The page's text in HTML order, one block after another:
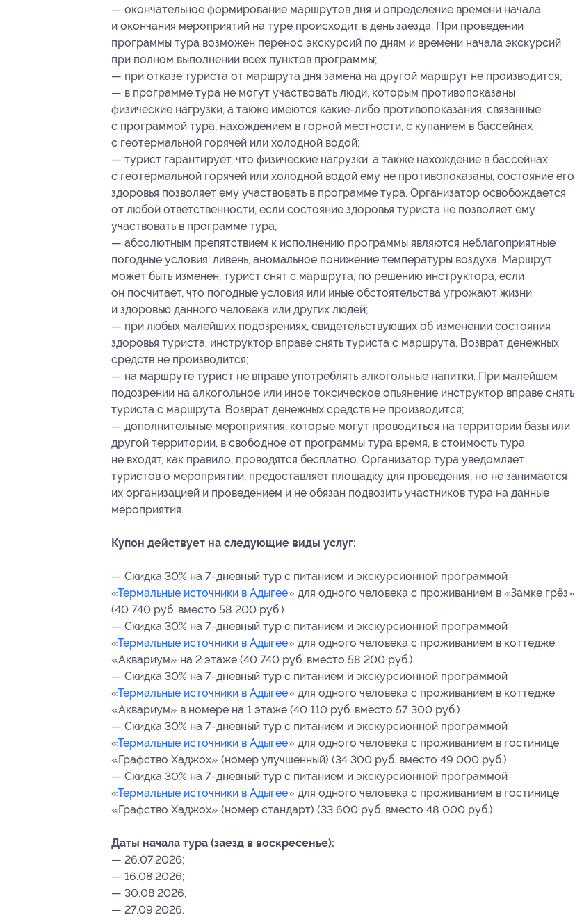
— окончательное формирование маршрутов дня и определение времени начала
и окончания мероприятий на туре происходит в день заезда. При проведении
программы тура возможен перенос экскурсий по дням и времени начала экскурсий
при полном выполнении всех пунктов программы;
— при отказе туриста от маршрута дня замена на другой маршрут не производится;
— в программе тура не могут участвовать люди, которым противопоказаны
физические нагрузки, а также имеются какие-либо противопоказания, связанные
с программой тура, нахождением в горной местности, с купанием в бассейнах
с геотермальной горячей или холодной водой;
— турист гарантирует, что физические нагрузки, а также нахождение в бассейнах
с геотермальной горячей или холодной водой ему не противопоказаны, состояние его
здоровья позволяет ему участвовать в программе тура. Организатор освобождается
от любой ответственности, если состояние здоровья туриста не позволяет ему
участвовать в программе тура;
— абсолютным препятствием к исполнению программы являются неблагоприятные
погодные условия: ливень, аномальное понижение температуры воздуха. Маршрут
может быть изменен, турист снят с маршрута, по решению инструктора, если
он посчитает, что погодные условия или иные обстоятельства угрожают жизни
и здоровью данного человека или других людей;
— при любых малейших подозрениях, свидетельствующих об изменении состояния
здоровья туриста, инструктор вправе снять туриста с маршрута. Возврат денежных
средств не производится;
— на маршруте турист не вправе употреблять алкогольные напитки. При малейшем
подозрении на алкогольное или иное токсическое опьянение инструктор вправе снять
туриста с маршрута. Возврат денежных средств не производится;
— дополнительные мероприятия, которые могут проводиться на территории базы или
другой территории, в свободное от программы тура время, в стоимость тура
не входят, как правило, проводятся бесплатно. Организатор тура уведомляет
туристов о мероприятии, предоставляет площадку для проведения, но не занимается
их организацией и проведением и не обязан подвозить участников тура на данные
мероприятия.
Купон действует на следующие виды услуг:
— Скидка 30% на 7-дневный тур с питанием и экскурсионной программой
«Термальные источники в Адыгее» для одного человека с проживанием в «Замке грёз»
(40 740 руб. вместо 58 200 руб.)
— Скидка 30% на 7-дневный тур с питанием и экскурсионной программой
«Термальные источники в Адыгее» для одного человека с проживанием в коттедже
«Аквариум» на 2 этаже (40 740 руб. вместо 58 200 руб.)
— Скидка 30% на 7-дневный тур с питанием и экскурсионной программой
«Термальные источники в Адыгее» для одного человека с проживанием в коттедже
«Аквариум» в номере на 1 этаже (40 110 руб. вместо 57 300 руб.)
— Скидка 30% на 7-дневный тур с питанием и экскурсионной программой
«Термальные источники в Адыгее» для одного человека с проживанием в гостинице
«Графство Хаджох» (номер улучшенный) (34 300 руб. вместо 49 000 руб.)
— Скидка 30% на 7-дневный тур с питанием и экскурсионной программой
«Термальные источники в Адыгее» для одного человека с проживанием в гостинице
«Графство Хаджох» (номер стандарт) (33 600 руб. вместо 48 000 руб.)
Даты начала тура (заезд в воскресенье):
— 26.07.2026;
— 16.08.2026;
— 30.08.2026;
— 27.09.2026.